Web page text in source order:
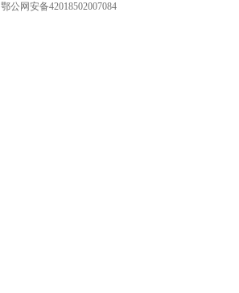
鄂公网安备42018502007084